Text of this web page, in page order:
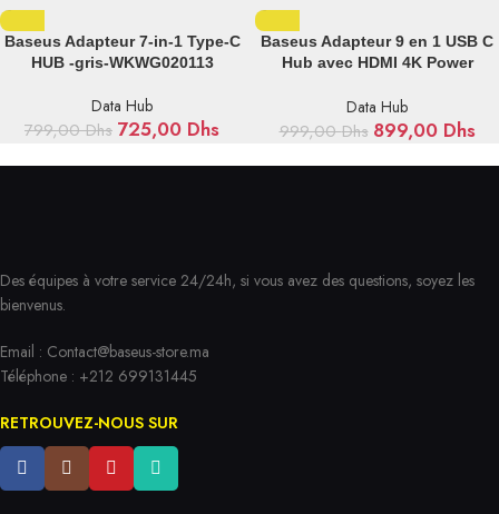
Baseus Adapteur 7-in-1 Type-C
HUB -gris-WKWG020113
Data Hub
799,00Dhs 725,00 Dhs
Baseus Adapteur 9 en 1 USB C
Hub avec HDMI 4K Power
Surface Pro, iPad Pro et Autres
appareils de type C – CAHUB-
Data Hub
999,00Dhs 899,00 Dhs
Des équipes à votre service 24/24h, si vous avez des questions, soyez les
bienvenus.
Email : Contact@baseus-store.ma
Téléphone : +212 699131445
RETROUVEZ-NOUS SUR